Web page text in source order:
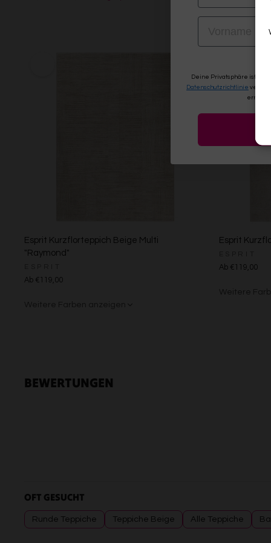
Esprit Kurzflorteppich Beige Multi
"Raymond"
Ab €119,00
Esprit
Ab €119,00
BEWERTUNGEN
OFT GESUCHT
Runde Teppiche Teppiche Beige Alle Teppiche
VORNAME
Deine Privatsphäre ist uns
Datenschutzrichtlinie